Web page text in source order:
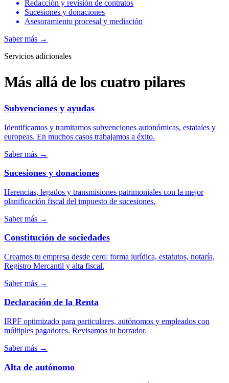
Redacción y revisión de contratos
Sucesiones y donaciones
Asesoramiento procesal y mediación
Saber más →
Servicios adicionales
Más allá de los cuatro pilares
Subvenciones y ayudas
Identificamos y tramitamos subvenciones autonómicas, estatales y
europeas. En muchos casos trabajamos a éxito.
Saber más →
Sucesiones y donaciones
Herencias, legados y transmisiones patrimoniales con la mejor
planificación fiscal del impuesto de sucesiones.
Saber más →
Constitución de sociedades
Creamos tu empresa desde cero: forma jurídica, estatutos, notaría,
Registro Mercantil y alta fiscal.
Saber más →
Declaración de la Renta
IRPF optimizado para particulares, autónomos y empleados con
múltiples pagadores. Revisamos tu borrador.
Saber más →
Alta de autónomo